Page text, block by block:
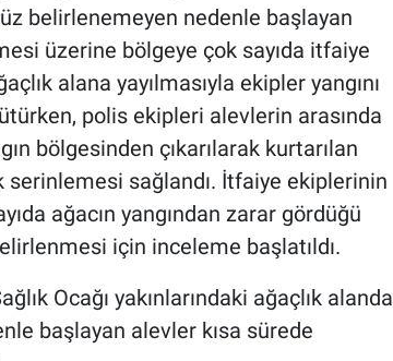
belirlenemeyen nedenle başlayan
üzerine bölgeye çok sayıda itfaiye
alana yayılmasıyla ekipler yangını
polis ekipleri alevlerin arasında
bölgesinden çıkarılarak kurtarılan
serinlemesi sağlandı. İtfaiye ekiplerinin
ağacın yangından zarar gördüğü
için inceleme başlatıldı.
Ocağı yakınlarındaki ağaçlık alanda
başlayan alevler kısa sürede